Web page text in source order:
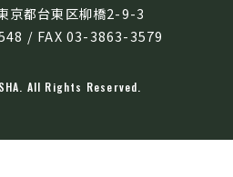
京都台東区柳橋2-9-3
/ FAX 03-3863-3579
All Rights Reserved.